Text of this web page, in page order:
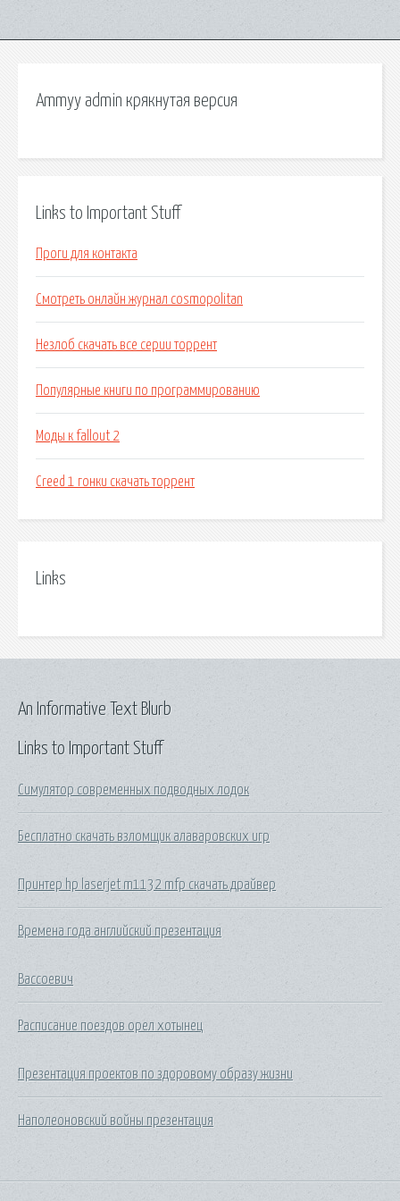
Ammyy admin крякнутая версия
Links to Important Stuff
Проги для контакта
Смотреть онлайн журнал cosmopolitan
Незлоб скачать все серии торрент
Популярные книги по программированию
Моды к fallout 2
Creed 1 гонки скачать торрент
Links
Links to Important Stuff
Симулятор современных подводных лодок
Бесплатно скачать взломщик алаваровских игр
Принтер hp laserjet m1132 mfp скачать драйвер
Времена года английский презентация
Вассоевич
Расписание поездов орел хотынец
Презентация проектов по здоровому образу жизни
Наполеоновский войны презентация
An Informative Text Blurb